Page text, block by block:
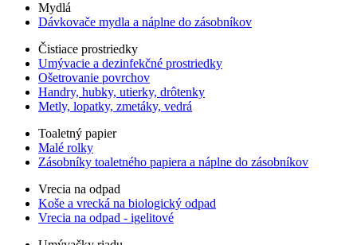
Mydlá
Dávkovače mydla a náplne do zásobníkov
Čistiace prostriedky
Umývacie a dezinfekčné prostriedky
Ošetrovanie povrchov
Handry, hubky, utierky, drôtenky
Metly, lopatky, zmetáky, vedrá
Toaletný papier
Malé rolky
Zásobníky toaletného papiera a náplne do zásobníkov
Vrecia na odpad
Koše a vrecká na biologický odpad
Vrecia na odpad - igelitové